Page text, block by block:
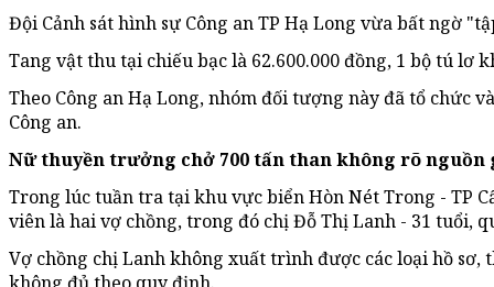
Đội Cảnh sát hình sự Công an TP Hạ Long vừa bất ngờ
Tang vật thu tại chiếu bạc là 62.600.000 đồng, 1 bộ tú
Theo Công an Hạ Long, nhóm đối tượng này đã tổ chức
Công an.
Nữ thuyền trưởng chở 700 tấn than không rõ nguồn
Trong lúc tuần tra tại khu vực biển Hòn Nét Trong - TP
viên là hai vợ chồng, trong đó chị Đỗ Thị Lanh - 31 tuổi,
Vợ chồng chị Lanh không xuất trình được các loại hồ